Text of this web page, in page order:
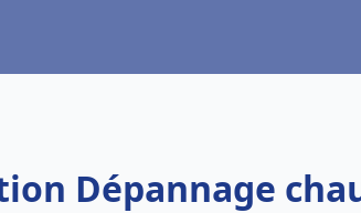
Dépannage